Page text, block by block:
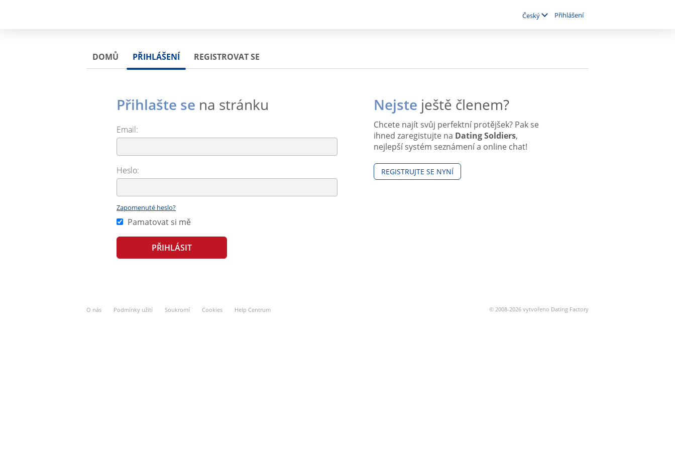
Český Přihlášení
DOMŮ PŘIHLÁŠENÍ REGISTROVAT SE
Přihlašte se na stránku
Email:
Heslo:
Zapomenuté heslo?
Pamatovat si mě
Nejste ještě členem?
Chcete najít svůj perfektní protějšek? Pak se
ihned zaregistujte na Dating Soldiers,
nejlepší systém seznámení a online chat!
REGISTRUJTE SE NYNÍ
O nás Podmínky užití Soukromí Cookies Help Centrum © 2008-2026 vytvořeno Dating Factory